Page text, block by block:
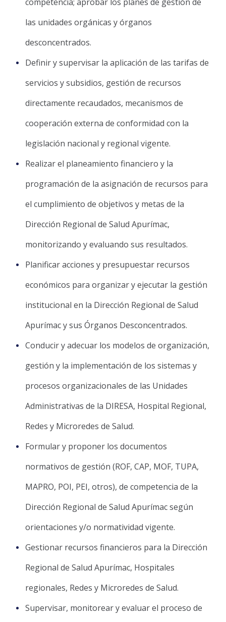
las unidades orgánicas y órganos
desconcentrados.
Definir y supervisar la aplicación de las tarifas de
servicios y subsidios, gestión de recursos
directamente recaudados, mecanismos de
cooperación externa de conformidad con la
legislación nacional y regional vigente.
Realizar el planeamiento financiero y la
programación de la asignación de recursos para
el cumplimiento de objetivos y metas de la
Dirección Regional de Salud Apurímac,
monitorizando y evaluando sus resultados.
Planificar acciones y presupuestar recursos
económicos para organizar y ejecutar la gestión
institucional en la Dirección Regional de Salud
Apurímac y sus Órganos Desconcentrados.
Conducir y adecuar los modelos de organización,
gestión y la implementación de los sistemas y
procesos organizacionales de las Unidades
Administrativas de la DIRESA, Hospital Regional,
Redes y Microredes de Salud.
Formular y proponer los documentos
normativos de gestión (ROF, CAP, MOF, TUPA,
MAPRO, POI, PEI, otros), de competencia de la
Dirección Regional de Salud Apurímac según
orientaciones y/o normatividad vigente.
Gestionar recursos financieros para la Dirección
Regional de Salud Apurímac, Hospitales
regionales, Redes y Microredes de Salud.
Supervisar, monitorear y evaluar el proceso de